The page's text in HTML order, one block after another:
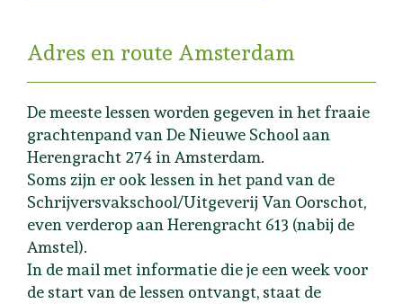
Adres en route Amsterdam
De meeste lessen worden gegeven in het fraaie
grachtenpand van De Nieuwe School aan
Herengracht 274 in Amsterdam.
Soms zijn er ook lessen in het pand van de
Schrijversvakschool/Uitgeverij Van Oorschot,
even verderop aan Herengracht 613 (nabij de
Amstel).
In de mail met informatie die je een week voor
de start van de lessen ontvangt, staat de